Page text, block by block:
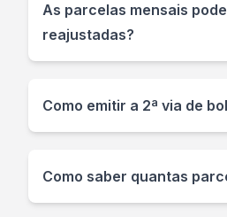
As parcelas mensais
reajustadas?
Como emitir a 2ª via de
Como saber quantas